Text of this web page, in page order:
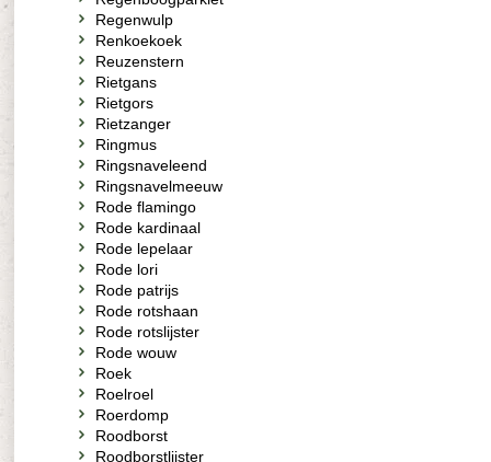
Regenwulp
Renkoekoek
Reuzenstern
Rietgans
Rietgors
Rietzanger
Ringmus
Ringsnaveleend
Ringsnavelmeeuw
Rode flamingo
Rode kardinaal
Rode lepelaar
Rode lori
Rode patrijs
Rode rotshaan
Rode rotslijster
Rode wouw
Roek
Roelroel
Roerdomp
Roodborst
Roodborstlijster